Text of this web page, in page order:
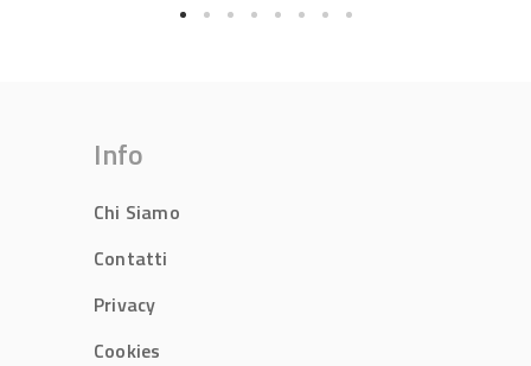
Info
Chi Siamo
Contatti
Privacy
Cookies